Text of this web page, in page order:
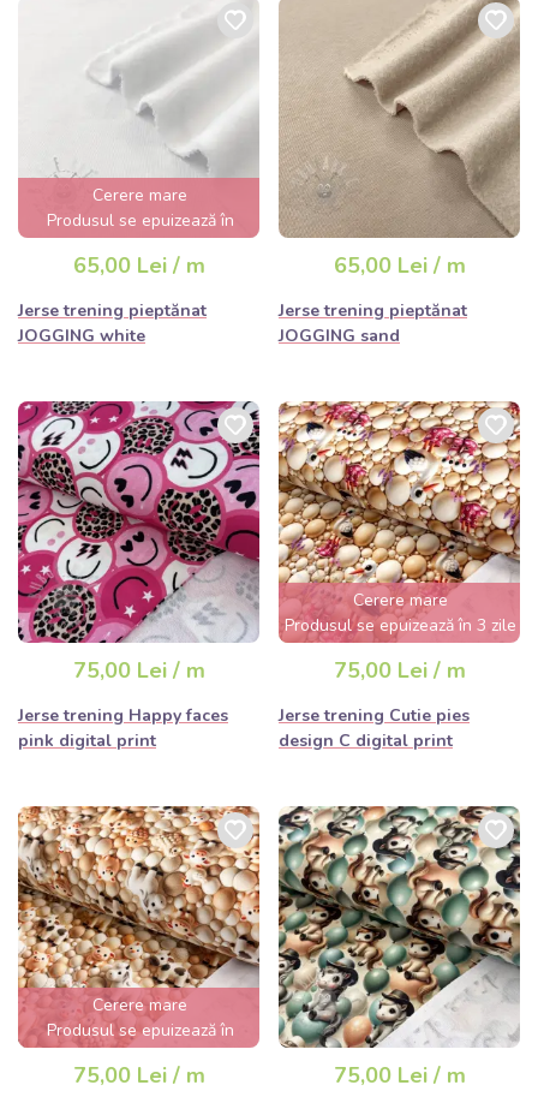
Cerere mare
Produsul se epuizează în
câteva ore
65,00 Lei / m
Jerse trening pieptănat
JOGGING white
65,00 Lei / m
Jerse trening pieptănat
JOGGING sand
75,00 Lei / m
Jerse trening Happy faces
pink digital print
Cerere mare
Produsul se epuizează în 3 zile
75,00 Lei / m
Jerse trening Cutie pies
design C digital print
Cerere mare
Produsul se epuizează în
câteva ore
75,00 Lei / m 75,00 Lei / m